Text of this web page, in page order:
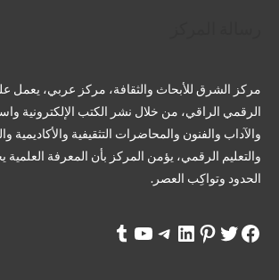
مركز الشرق للأبحاث والثقافة، مركز عربي، يعمل
الرقمي الراقي، من خلال نشر الكتب الإلكترونية
والآداب والفنون والمحاضرات التثقيفية والأكاديمية
والتعليم الرقمي، يؤمن المركز بأن المعرفة
الحدود وتواكِب العصر.